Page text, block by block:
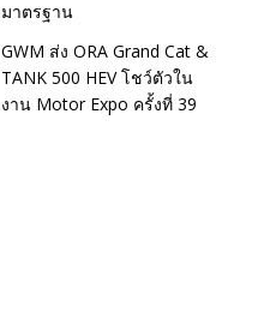
มาตรฐาน
GWM ส่ง ORA Grand Cat &
TANK 500 HEV โชว์ตัวใน
งาน Motor Expo ครั้งที่ 39